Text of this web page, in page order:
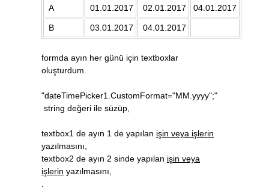
A 01.01.2017 02.01.2017 04.01.2017
B 03.01.2017 04.01.2017
formda ayın her günü için textboxlar
oluşturdum.
"dateTimePicker1.CustomFormat="MM.yyyy";"
string değeri ile süzüp,
textbox1 de ayın 1 de yapılan işin veya işlerin
yazılmasını,
textbox2 de ayın 2 sinde yapılan işin veya
işlerin yazılmasını,